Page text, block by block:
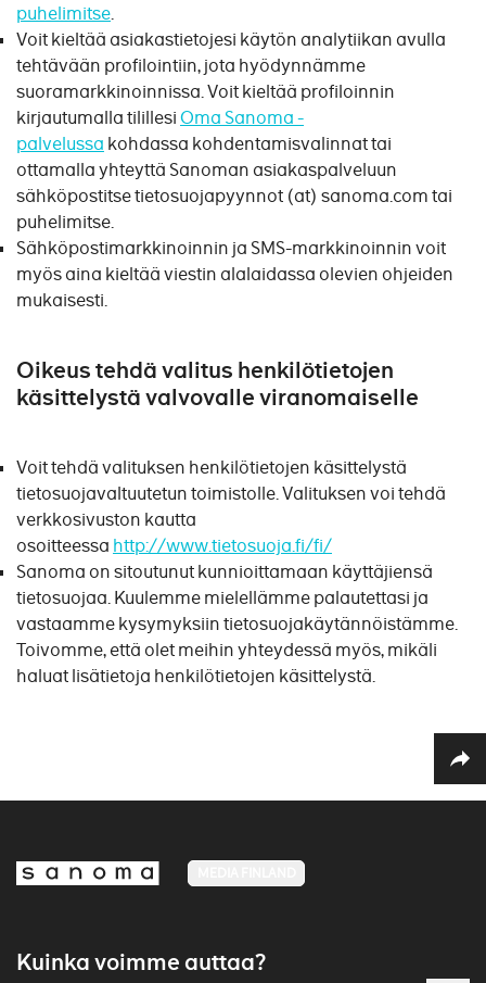
puhelimitse.
Voit kieltää asiakastietojesi käytön analytiikan avulla
tehtävään profilointiin, jota hyödynnämme
suoramarkkinoinnissa. Voit kieltää profiloinnin
kirjautumalla tilillesiOma Sanoma -
palvelussa kohdassa kohdentamisvalinnat tai
ottamalla yhteyttä Sanoman asiakaspalveluun
sähköpostitse tietosuojapyynnot (at) sanoma.com tai
puhelimitse.
Sähköpostimarkkinoinnin ja SMS-markkinoinnin voit
myös aina kieltää viestin alalaidassa olevien ohjeiden
mukaisesti.
Oikeus tehdä valitus henkilötietojen
käsittelystä valvovalle viranomaiselle
Voit tehdä valituksen henkilötietojen käsittelystä
tietosuojavaltuutetun toimistolle. Valituksen voi tehdä
verkkosivuston kautta
osoitteessa http://www.tietosuoja.fi/fi/
Sanoma on sitoutunut kunnioittamaan käyttäjiensä
tietosuojaa. Kuulemme mielellämme palautettasi ja
vastaamme kysymyksiin tietosuojakäytännöistämme.
Toivomme, että olet meihin yhteydessä myös, mikäli
haluat lisätietoja henkilötietojen käsittelystä.
Kuinka voimme auttaa?